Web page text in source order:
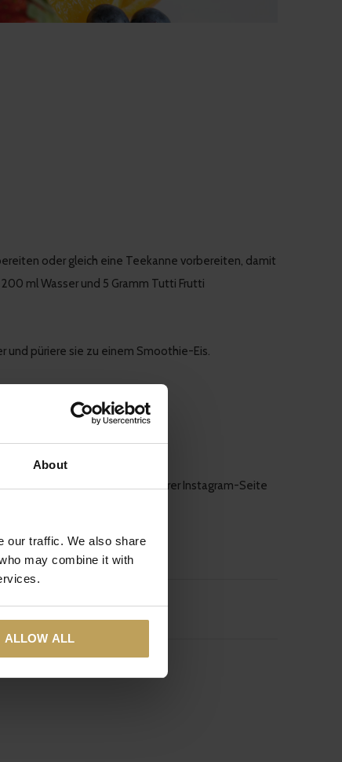
About
our traffic. We also share
may combine it with
ALLOW ALL
oder gleich eine Teekanne vorbereiten, damit
ml Wasser und 5 Gramm Tutti Frutti
und püriere sie zu einem Smoothie-Eis.
vielleicht wirst du ja auf unserer Instagram-Seite